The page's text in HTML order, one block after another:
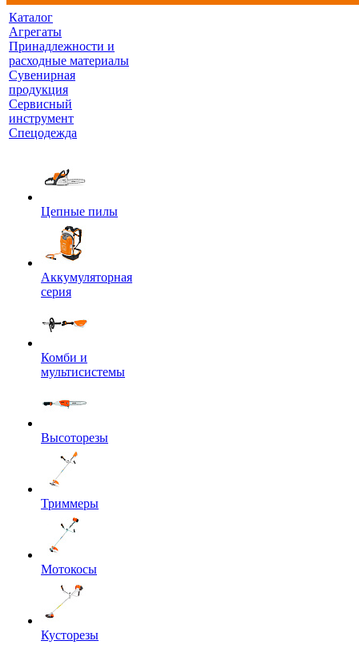
Каталог
Агрегаты
Принадлежности и
расходные материалы
Сувенирная
продукция
Сервисный
инструмент
Спецодежда
Цепные пилы
Аккумуляторная
серия
Комби и
мультисистемы
Высоторезы
Триммеры
Мотокосы
Кусторезы